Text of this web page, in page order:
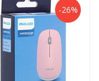
-26%